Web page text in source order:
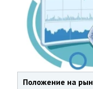
Положение на